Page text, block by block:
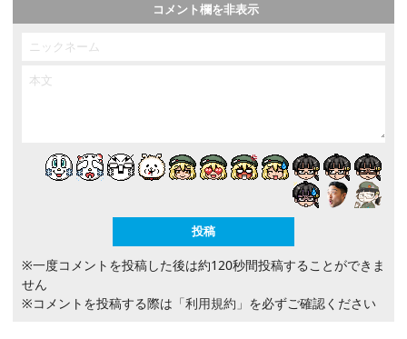
コメント欄を非表示
※一度コメントを投稿した後は約120秒間投稿することができま
せん
※コメントを投稿する際は 「利用規約」 を必ずご確認ください